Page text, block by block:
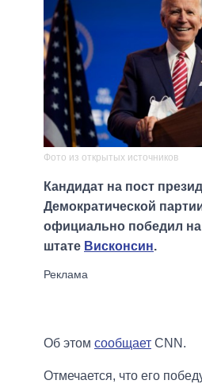
Фото из открытых источников
Кандидат на пост
Демократической
официально победил
штате Висконсин.
Об этом сообщает CNN.
Отмечается, что его